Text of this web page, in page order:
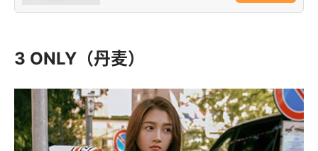
3 ONLY（丹麦）